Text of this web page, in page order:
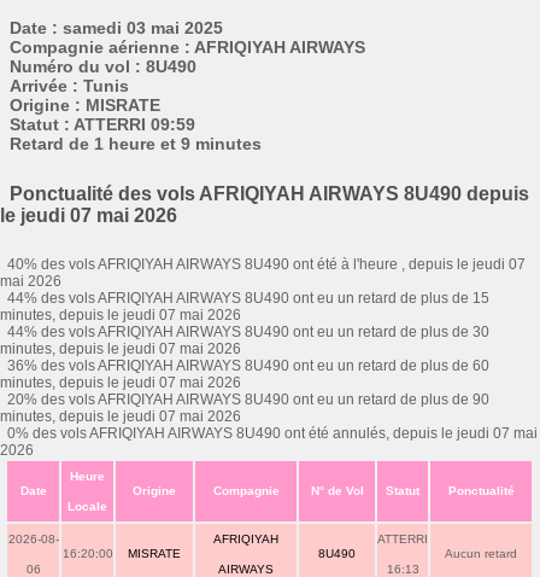
Date : samedi 03 mai 2025
Compagnie aérienne : AFRIQIYAH AIRWAYS
Numéro du vol : 8U490
Arrivée : Tunis
Origine : MISRATE
Statut : ATTERRI 09:59
Retard de 1 heure et 9 minutes
Ponctualité des vols AFRIQIYAH AIRWAYS 8U490 depuis
le jeudi 07 mai 2026
40% des vols AFRIQIYAH AIRWAYS 8U490 ont été à l'heure , depuis le jeudi 07
mai 2026
44% des vols AFRIQIYAH AIRWAYS 8U490 ont eu un retard de plus de 15
minutes, depuis le jeudi 07 mai 2026
44% des vols AFRIQIYAH AIRWAYS 8U490 ont eu un retard de plus de 30
minutes, depuis le jeudi 07 mai 2026
36% des vols AFRIQIYAH AIRWAYS 8U490 ont eu un retard de plus de 60
minutes, depuis le jeudi 07 mai 2026
20% des vols AFRIQIYAH AIRWAYS 8U490 ont eu un retard de plus de 90
minutes, depuis le jeudi 07 mai 2026
0% des vols AFRIQIYAH AIRWAYS 8U490 ont été annulés, depuis le jeudi 07 mai
2026
Date
Heure
Locale
Origine Compagnie N° de Vol Statut Ponctualité
2026-08-
06
16:20:00 MISRATE
AFRIQIYAH
AIRWAYS
8U490
ATTERRI
16:13
Aucun retard